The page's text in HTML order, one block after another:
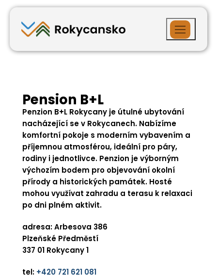
Pension B+L
Penzion B+L Rokycany je útulné ubytování
nacházející se v Rokycanech. Nabízíme
komfortní pokoje s moderním vybavením a
příjemnou atmosférou, ideální pro páry,
rodiny i jednotlivce. Penzion je výborným
výchozím bodem pro objevování okolní
přírody a historických památek. Hosté
mohou využívat zahradu a terasu k relaxaci
po dni plném aktivit.
adresa: Arbesova 386
Plzeňské Předměstí
337 01 Rokycany 1
tel: +420 721 621 081